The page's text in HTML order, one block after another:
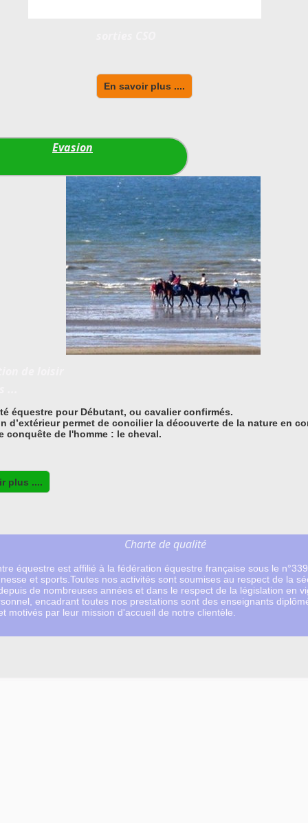
En savoir plus ....
Evasion
équestre pour Débutant, ou cavalier confirmés.
d’extérieur permet de concilier la découverte de la nature en
conquête de l'homme : le cheval.
plus ....
Charte de qualité
équestre est affilié à la fédération équestre française sous le
et sports.Toutes nos activités sont soumises au respect de la
de nombreuses années et dans le respect de la législation en
encadrant toutes nos prestations sont des enseignants
motivés par leur mission d'accueil de notre clientèle.